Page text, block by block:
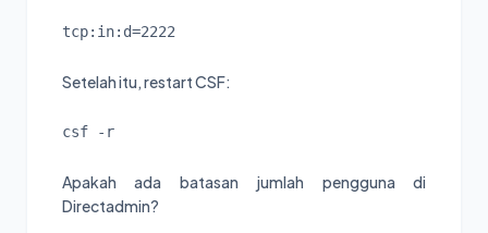
tcp:in:d=2222
Setelah itu, restart CSF:
csf -r
Apakah ada batasan jumlah pengguna di
Directadmin?